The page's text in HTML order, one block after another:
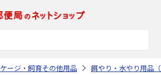
ケージ・飼育その他用品 餌やり・水やり用品